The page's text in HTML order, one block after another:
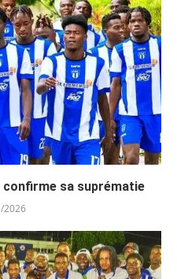
confirme sa suprématie
2026